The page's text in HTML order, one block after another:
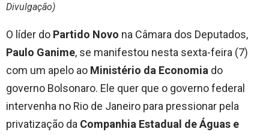
Divulgação)
O líder do Partido Novo na Câmara dos Deputados,
Paulo Ganime, se manifestou nesta sexta-feira (7)
com um apelo ao Ministério da Economia do
governo Bolsonaro. Ele quer que o governo federal
intervenha no Rio de Janeiro para pressionar pela
privatização da Companhia Estadual de Águas e